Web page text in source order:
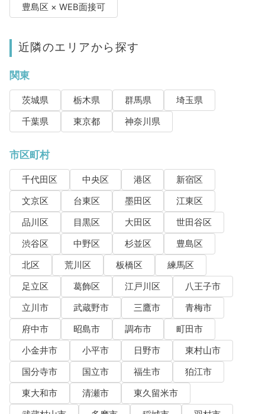
豊島区 × WEB面接可
近隣のエリアから探す
関東
茨城県 栃木県 群馬県
埼玉県
千葉県
東京都 神奈川県
市区町村
千代田区 中央区 港区
新宿区
文京区
台東区 墨田区
江東区
品川区
目黒区 大田区
世田谷区
渋谷区
中野区 杉並区
豊島区
北区
荒川区 板橋区
練馬区
足立区
葛飾区 江戸川区
八王子市
立川市
武蔵野市 三鷹市
青梅市
府中市
昭島市 調布市
町田市
小金井市
小平市 日野市
東村山市
国分寺市
国立市 福生市
狛江市
東大和市
清瀬市
東久留米市